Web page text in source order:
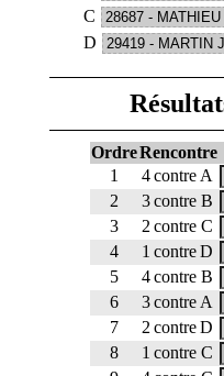
C
D
OrdreRencontre
1
4 contre A
2
3 contre B
3
2 contre C
4
1 contre D
5
4 contre B
6
3 contre A
7
2 contre D
8
1 contre C